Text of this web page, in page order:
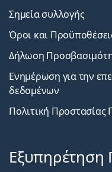
Σημεία συλλογής
Όροι και
Δήλωση
Ενημέρωση για την
δεδομένων
Πολιτική
Εξυπηρέτηση